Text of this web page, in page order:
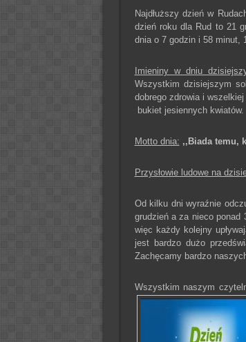
Najdłuższy dzień w
dzień roku dla Rud to 21
dnia o 7 godzin i 58 minut,
Imieniny w dniu
Wszystkim dzisiejszym
dobrego zdrowia i
bukiet jesiennych kwiatów.
Motto dnia: ,,Biada temu,
Przysłowie ludowe na
Od kilku dni wyraźnie
grudzień a za nieco ponad
więc każdy kolejny
jest bardzo dużo
Zachęcamy bardzo
Wszystkim naszym